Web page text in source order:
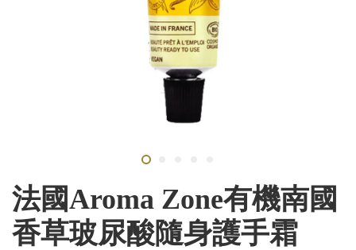
法國Aroma Zone有機南國
香草玻尿酸隨身護手霜